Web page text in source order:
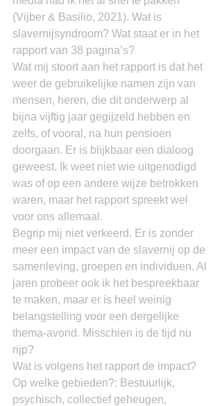
(Vijber & Basilio, 2021). Wat is
slavernijsyndroom? Wat staat er in het
rapport van 38 pagina’s?
Wat mij stoort aan het rapport is dat het
weer de gebruikelijke namen zijn van
mensen, heren, die dit onderwerp al
bijna vijftig jaar gegijzeld hebben en
zelfs, of vooral, na hun pensioen
doorgaan. Er is blijkbaar een dialoog
geweest. Ik weet niet wie uitgenodigd
was of op een andere wijze betrokken
waren, maar het rapport spreekt wel
voor ons allemaal.
Begrip mij niet verkeerd. Er is zonder
meer een impact van de slavernij op de
samenleving, groepen en individuen. Al
jaren probeer ook ik het bespreekbaar
te maken, maar er is heel weinig
belangstelling voor een dergelijke
thema-avond. Misschien is de tijd nu
rijp?
Wat is volgens het rapport de impact?
Op welke gebieden?: Bestuurlijk,
psychisch, collectief geheugen,